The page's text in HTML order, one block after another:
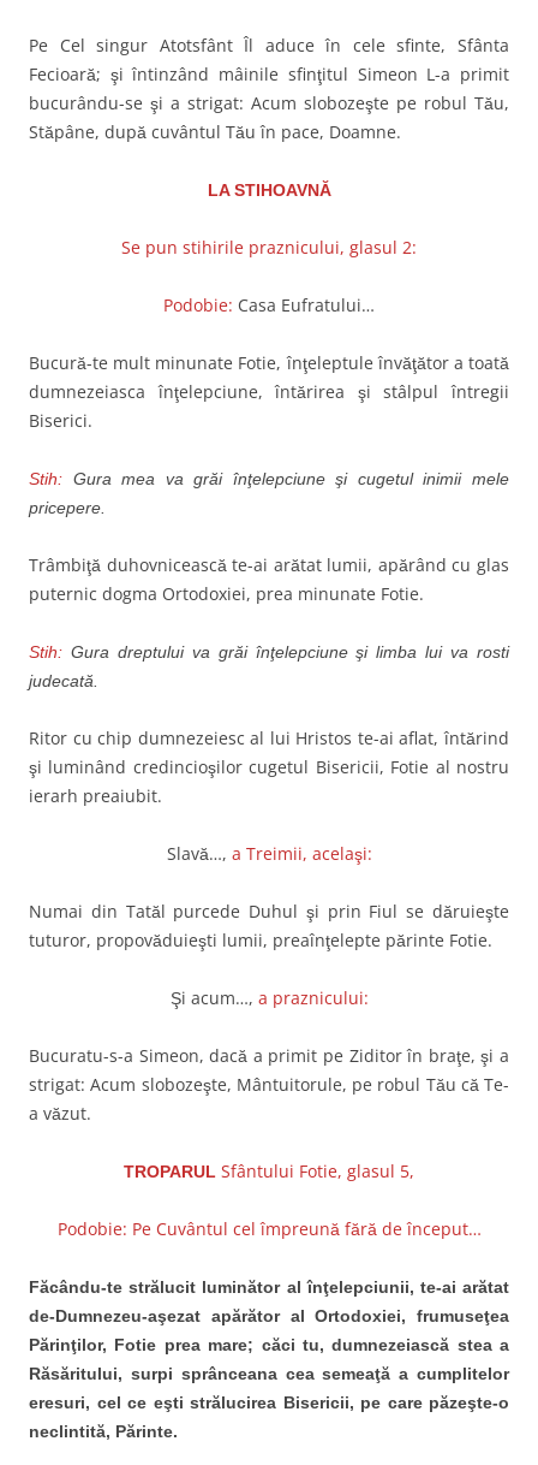
Pe Cel singur Atotsfânt Îl aduce în cele sfinte, Sfânta
Fecioară; şi întinzând mâinile sfinţitul Simeon L-a primit
bucurându-se şi a strigat: Acum slobozeşte pe robul Tău,
Stăpâne, după cuvântul Tău în pace, Doamne.
LA STIHOAVNĂ
Se pun stihirile praznicului, glasul 2:
Podobie: Casa Eufratului…
Bucură-te mult minunate Fotie, înţeleptule învăţător a toată
dumnezeiasca înţelepciune, întărirea şi stâlpul întregii
Biserici.
Stih: Gura mea va grăi înţelepciune şi cugetul inimii mele
pricepere.
Trâmbiţă duhovnicească te-ai arătat lumii, apărând cu glas
puternic dogma Ortodoxiei, prea minunate Fotie.
Stih: Gura dreptului va grăi înţelepciune şi limba lui va rosti
judecată.
Ritor cu chip dumnezeiesc al lui Hristos te-ai aflat, întărind
şi luminând credincioşilor cugetul Bisericii, Fotie al nostru
ierarh preaiubit.
Slavă…, a Treimii, acelaşi:
Numai din Tatăl purcede Duhul şi prin Fiul se dăruieşte
tuturor, propovăduieşti lumii, preaînţelepte părinte Fotie.
Şi acum…, a praznicului:
Bucuratu-s-a Simeon, dacă a primit pe Ziditor în braţe, şi a
strigat: Acum slobozeşte, Mântuitorule, pe robul Tău că Te-
a văzut.
TROPARUL Sfântului Fotie, glasul 5,
Podobie: Pe Cuvântul cel împreună fără de început…
Făcându-te strălucit luminător al înţelepciunii, te-ai arătat
de-Dumnezeu-aşezat apărător al Ortodoxiei, frumuseţea
Părinţilor, Fotie prea mare; căci tu, dumnezeiască stea a
Răsăritului, surpi sprânceana cea semeaţă a cumplitelor
eresuri, cel ce eşti strălucirea Bisericii, pe care păzeşte-o
neclintită, Părinte.